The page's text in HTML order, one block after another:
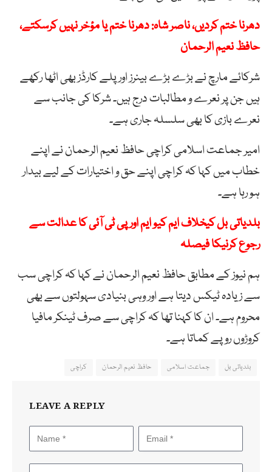
دھرنا ختم کردیں، ناصر شاہ: دھرنا ختم یا مؤخر نہیں کرسکتے،
حافظ نعیم الرحمان
شرکائے مارچ نے بڑے بڑے بینرز اور پلے کارڈز بھی اٹھا رکھے
ہیں جن پر نعرے و مطالبات درج ہیں۔ شرکا کی جانب سے
نعرے بازی کا بھی سلسلہ جاری ہے۔
امیر جماعت اسلامی کراچی حافظ نعیم الرحمان نے اپنے
خطاب میں کہا کہ کراچی اپنے حق و اختیارات کے لیے بیدار
ہو رہا ہے۔
بلدیاتی بل کیخلاف ایم کیو ایم اور پی ٹی آئی کا عدالت سے
رجوع کرنیکا فیصلہ
ہم نیوز کے مطابق حافظ نعیم الرحمان نے کہا کہ کراچی سب
سے زیادہ ٹیکس دیتا ہے اور وہی بنیادی سہولتوں سے بھی
محروم ہے۔ ان کا کہنا تھا کہ کراچی سے صرف ٹینکر مافیا
کروڑوں روپے کماتا ہے۔
بلدیاتی بل جماعت اسلامی حافظ نعیم الرحمان کراچی
LEAVE A REPLY